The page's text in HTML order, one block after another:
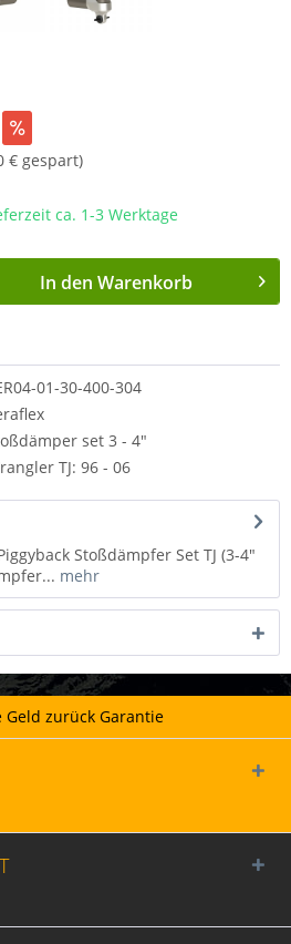
€ gespart)
ca. 1-3 Werktage
In den Warenkorb
01-30-400-304
set 3 - 4"
TJ: 96 - 06
Stoßdämpfer Set TJ (3-4"
mehr